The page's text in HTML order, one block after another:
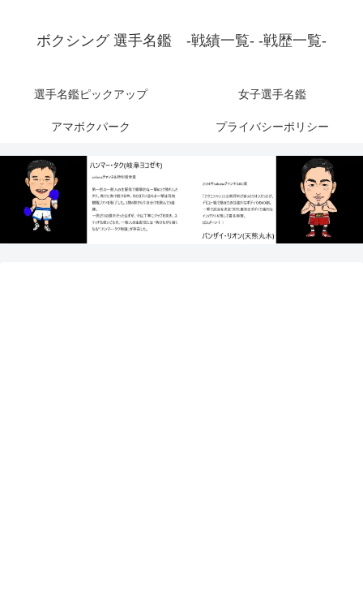
ボクシング 選手名鑑 -戦績一覧- -戦歴一覧-
選手名鑑ピックアップ 女子選手名鑑
アマボクパーク プライバシーポリシー